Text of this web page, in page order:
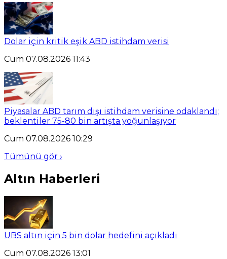
Dolar için kritik eşik ABD istihdam verisi
Cum 07.08.2026 11:43
Piyasalar ABD tarım dışı istihdam verisine odaklandı;
beklentiler 75-80 bin artışta yoğunlaşıyor
Cum 07.08.2026 10:29
Tümünü gör ›
Altın Haberleri
UBS altın için 5 bin dolar hedefini açıkladı
Cum 07.08.2026 13:01